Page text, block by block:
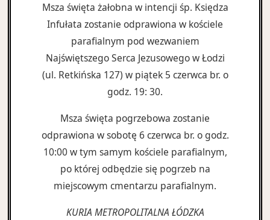
Msza święta żałobna w intencji śp. Księdza
Infułata zostanie odprawiona w kościele
parafialnym pod wezwaniem
Najświętszego Serca Jezusowego w Łodzi
(ul. Retkińska 127) w piątek 5 czerwca br. o
godz. 19: 30.
Msza święta pogrzebowa zostanie
odprawiona w sobotę 6 czerwca br. o godz.
10:00 w tym samym kościele parafialnym,
po której odbędzie się pogrzeb na
miejscowym cmentarzu parafialnym.
KURIA METROPOLITALNA ŁÓDZKA